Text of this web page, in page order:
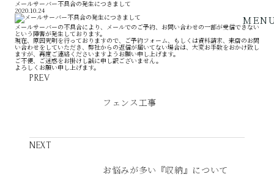
メールサーバー不具合の発生につきまして
2020.10.24
メールサーバーの不具合により、メールでのご予約、お問い合わせの一部が受信できない
という障害が発生しております。
現在、原因究明を行っておりますので、ご予約フォーム、もしくは資料請求、来店のお問
い合わせをしていただき、弊社からの返信が届いてない場合は、大変お手数をおかけ致し
ますが、再度ご連絡くださいますようお願い申し上げます。
ご不便、ご迷惑をお掛けし誠に申し訳ございません。
よろしくお願い申し上げます。
PREV
フェンス工事
NEXT
お悩みが多い『収納』について